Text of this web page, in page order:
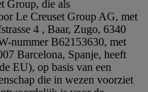
Group, die als
Le Creuset Group AG, met
4 , Baar, Zugo, 6340
nummer B62153630, met
Barcelona, Spanje, heeft
EU), op basis van een
die in wezen voorziet